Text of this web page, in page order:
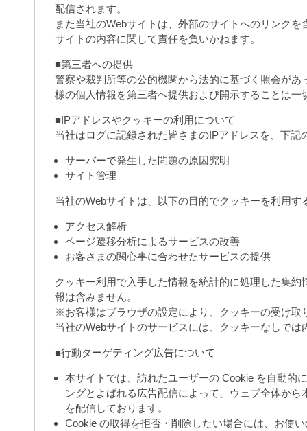
配信されます。
また当社のWebサイトは、外部のサイトへのリンク
サイトの内容に関して責任を負いかねます。
■第三者への提供
警察や裁判所等の公的機関から法的に基づく照会が
様の個人情報を第三者へ提供および開示することは一
■IPアドレスやクッキーの利用について
当社はログに記録された皆さまのIPアドレスを、下記
サーバーで発生した問題の原因究明
サイト管理
当社のWebサイトは、以下の目的でクッキーを利用す
アクセス解析
ページ遷移分析によるサービスの改善
お客さまの関心事に合わせたサービスの提供
クッキー利用で入手した情報を統計的に処理した集
報は含みません。
※お客様はブラウザの設定により、クッキーの受け
当社のWebサイトのサービスには、クッキーなしで
■行動ターゲティング広告について
本サイトでは、訪れたユーザーの Cookie を自動的
ングとよばれる広告配信によって、ウェブ全体か
を配信しております。
Cookie の取得を拒否・削除したい場合には、お使